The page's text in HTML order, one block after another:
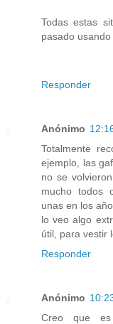
Todas estas
pasado
Responder
Anónimo
Totalmente
ejemplo, las
no se
mucho todos
unas en los
lo veo algo
útil, para vestir
Responder
Anónimo
Creo que es